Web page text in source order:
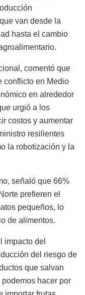
van desde la
hasta el cambio
comentó que
conflicto en Medio
en alrededor
urgió a los
costos y aumentar
resilientes
la robotización y la
señaló que 66%
prefieren el
pequeños, lo
de alimentos.
impacto del
del riesgo de
que salvan
hacer por